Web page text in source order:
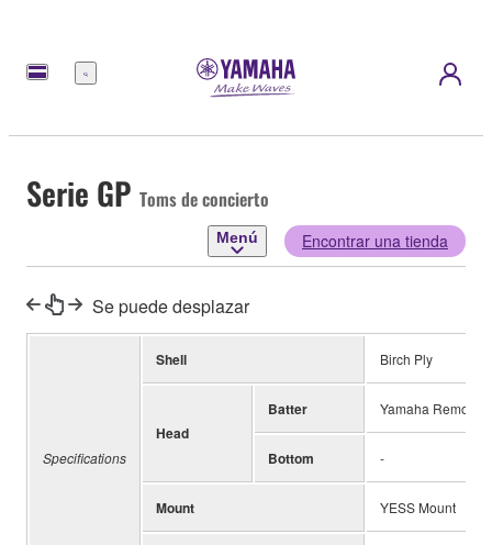
Menú
Serie GP Toms de concierto
Menú Encontrar una tienda
Se puede desplazar
Specifications
Shell Birch Ply
Head
Batter Yamaha Remo
Bottom -
Mount YESS Mount